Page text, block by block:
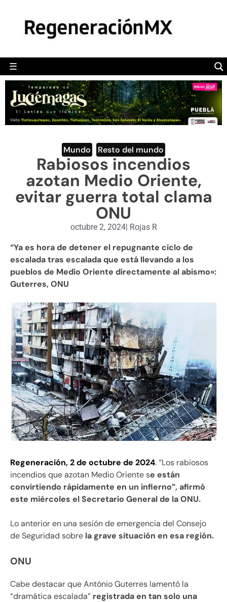
☰
POLÍTICA
CAMALEÓN
OPINIÓN
DEPORTES
ENGLISH SECTION
VIDEOS
Mundo Resto del mundo
Rabiosos incendios
azotan Medio Oriente,
evitar guerra total clama
ONU
octubre 2, 2024| Rojas R
“Ya es hora de detener el repugnante ciclo de
escalada tras escalada que está llevando a los
pueblos de Medio Oriente directamente al abismo»:
Guterres, ONU
Regeneración, 2 de octubre de 2024. “Los rabiosos
incendios que azotan Medio Oriente se están
convirtiendo rápidamente en un infierno”, afirmó
este miércoles el Secretario General de la ONU.
Lo anterior en una sesión de emergencia del Consejo
de Seguridad sobre la grave situación en esa región.
ONU
Cabe destacar que António Guterres lamentó la
“dramática escalada” registrada en tan solo una